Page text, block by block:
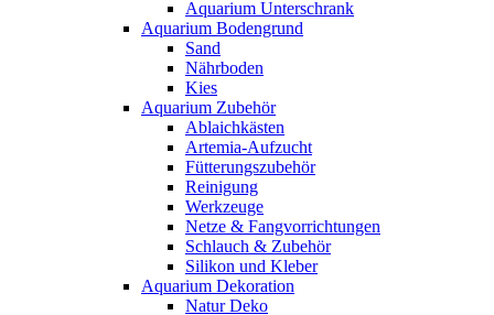
Aquarium Unterschrank
Aquarium Bodengrund
Sand
Nährboden
Kies
Aquarium Zubehör
Ablaichkästen
Artemia-Aufzucht
Fütterungszubehör
Reinigung
Werkzeuge
Netze & Fangvorrichtungen
Schlauch & Zubehör
Silikon und Kleber
Aquarium Dekoration
Natur Deko